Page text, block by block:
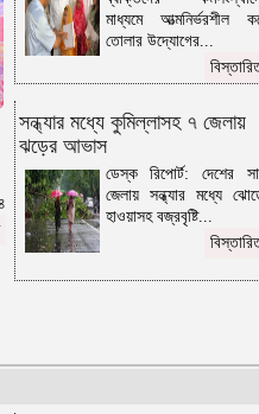
টাকার
সংঘর্ষে
যুগ আগে
আগামী
খনন
আগস্ট
মাধ্যমে আত্মনির্ভরশীল
তোলার উদ্যোগের...
সন্ধ্যার মধ্যে কুমিল্লাসহ ৭ জেলায়
ঝড়ের আভাস
ডেস্ক রিপোর্ট: দেশের
জেলায় সন্ধ্যার মধ্যে
হাওয়াসহ বজ্রবৃষ্টি...